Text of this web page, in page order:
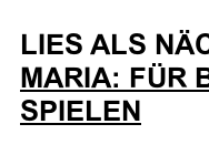
LIES ALS
MARIA: FÜR
SPIELEN